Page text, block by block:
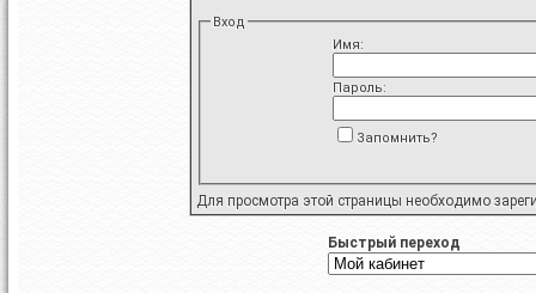
Вход
Имя:
Пароль:
Запомнить?
Для просмотра этой страницы необходимо
Быстрый переход